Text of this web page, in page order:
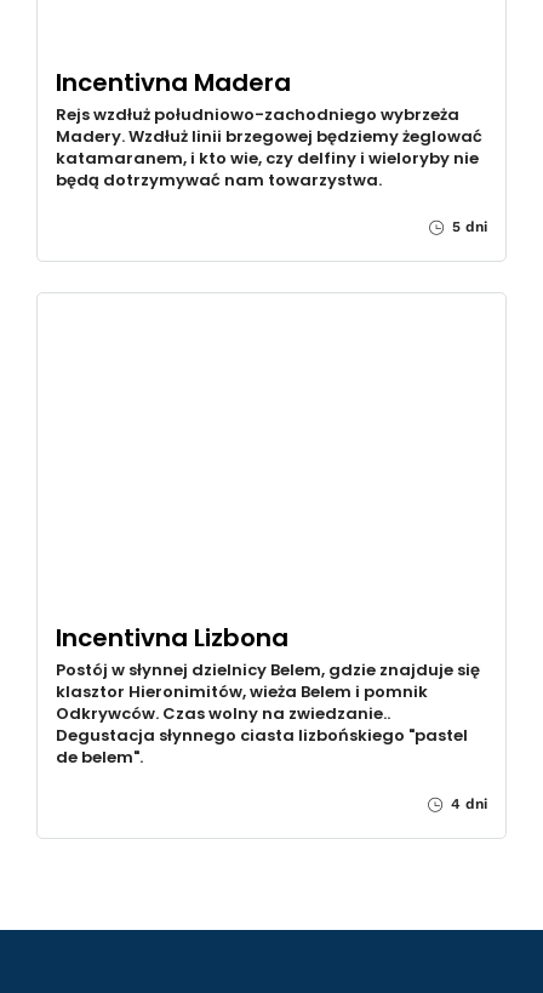
Incentivna Madera
Rejs wzdłuż południowo-zachodniego wybrzeża
Madery. Wzdłuż linii brzegowej będziemy żeglować
katamaranem, i kto wie, czy delfiny i wieloryby nie
będą dotrzymywać nam towarzystwa.
5 dni
Incentivna Lizbona
Postój w słynnej dzielnicy Belem, gdzie znajduje się
klasztor Hieronimitów, wieża Belem i pomnik
Odkrywców. Czas wolny na zwiedzanie..
Degustacja słynnego ciasta lizbońskiego "pastel
de belem".
4 dni